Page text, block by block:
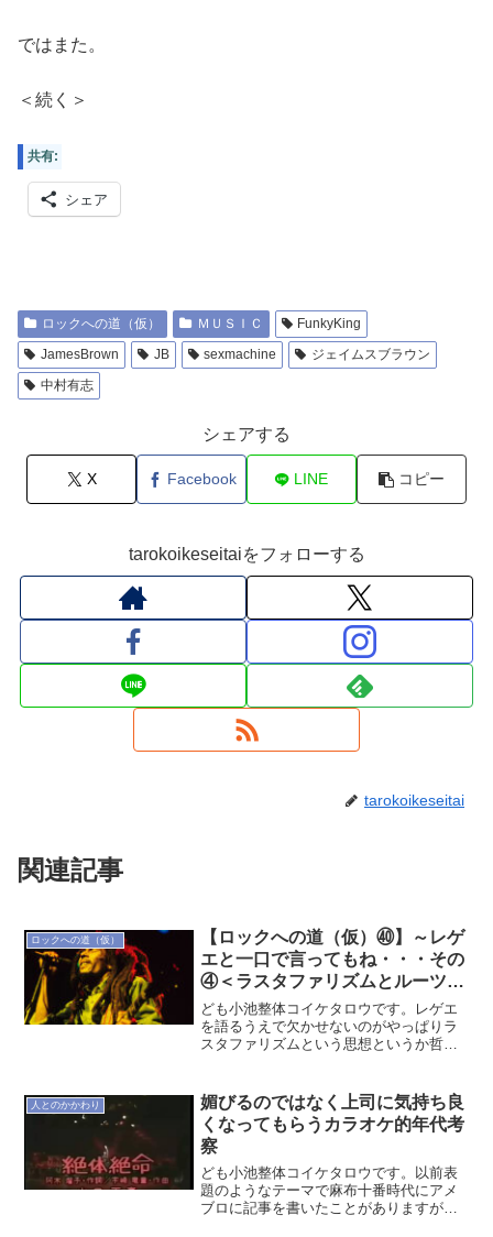
ではまた。
＜続く＞
共有:
シェア
ロックへの道（仮） ＭＵＳＩＣ
FunkyKing
JamesBrown
JB sexmachine
ジェイムスブラウン
中村有志
シェアする
X Facebook LINE コピー
tarokoikeseitaiをフォローする
tarokoikeseitai
関連記事
ロックへの道（仮）
【ロックへの道（仮）㊵】～レゲ
エと一口で言ってもね・・・その
④＜ラスタファリズムとルーツロ
ックレゲエ＞～
ども小池整体コイケタロウです。レゲエ
を語るうえで欠かせないのがやっぱりラ
スタファリズムという思想というか哲学
で理解と深さが高まるんだと思います。
元々は公民権運動の流れを...
人とのかかわり
媚びるのではなく上司に気持ち良
くなってもらうカラオケ的年代考
察
ども小池整体コイケタロウです。以前表
題のようなテーマで麻布十番時代にアメ
ブロに記事を書いたことがありますが、